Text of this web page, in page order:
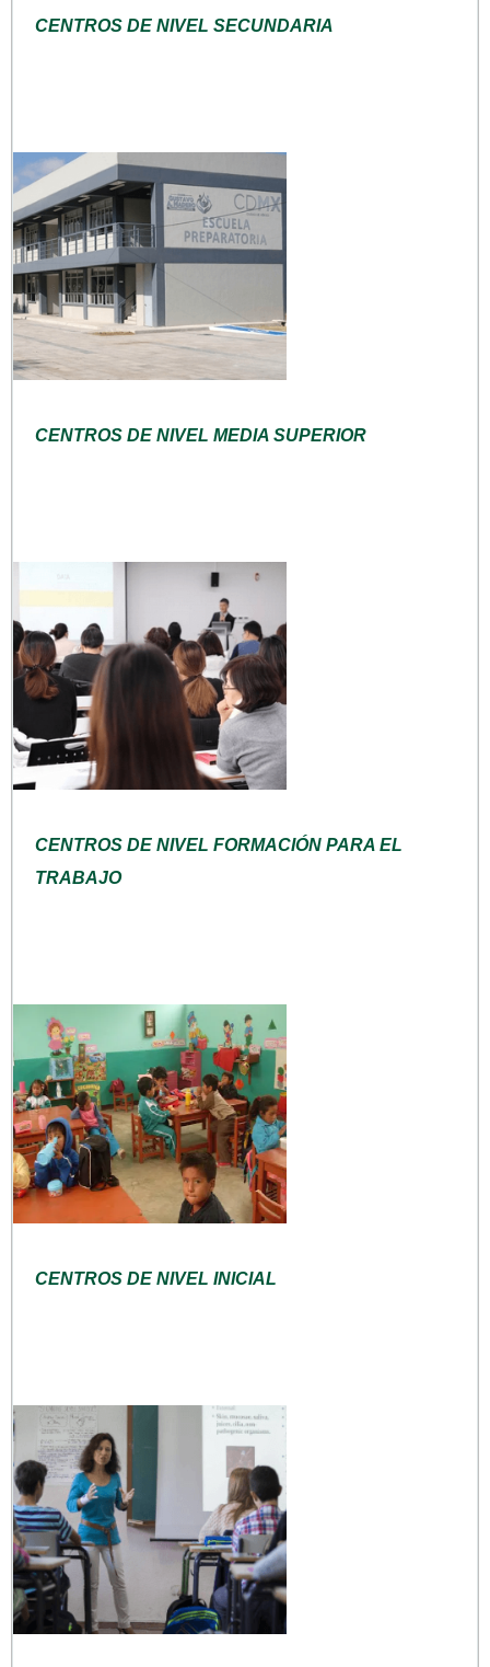
CENTROS DE NIVEL SECUNDARIA
CENTROS DE NIVEL MEDIA SUPERIOR
CENTROS DE NIVEL FORMACIÓN PARA EL
TRABAJO
CENTROS DE NIVEL INICIAL